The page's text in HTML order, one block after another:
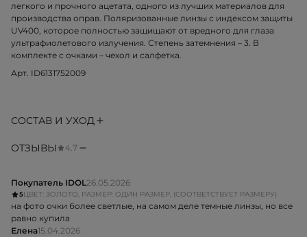
легкого и прочного ацетата, одного из лучших материалов для
производства оправ. Поляризованные линзы с индексом защиты
UV400, которое полностью защищают от вредного для глаза
ультрафиолетового излучения. Степень затемнения – 3. В
комплекте с очками – чехол и салфетка.
Арт. ID6131752009
СОСТАВ И УХОД
ОТЗЫВЫ 4.7
Покупатель IDOL26.05.2026
5ЦВЕТ: ЗОЛОТО, РАЗМЕР: ОДИН РАЗМЕР, (СООТВЕТСТВУЕТ РАЗМЕРУ)
на фото очки более светлые, на самом деле темные линзы, но все
равно купила
Елена15.04.2026